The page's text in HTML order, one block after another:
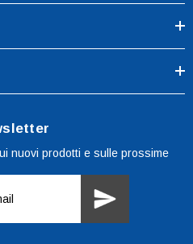
nuovi prodotti e sulle prossime